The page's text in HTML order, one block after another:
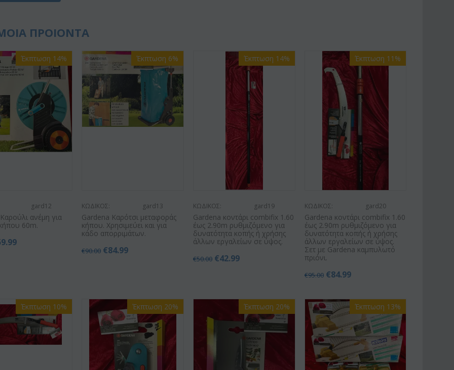
Af9
με
ΚΩΔΙΚΟΣ: Afp3
Ορχιδέα φαλαίνοψις φυτό "(1)
στέλεχος λου...
25.00 €21.99
Af13
(21) τριαντάφυλλα 60-70 εκ.
(διάφορα χρώμ...
€49.99
ΚΩΔΙΚΟΣ:
Ορχιδέα φαλαίνοψις σε
γυάλινο βάζο
€45.00 €39.99
ΠΡΟΙΟΝΤΑ
Έκπτωση 14%
gard12
ανέμη για
60m.
Έκπτωση 6%
ΚΩΔΙΚΟΣ: gard13
Gardena Καρότσι μεταφοράς
κήπου. Χρησιμεύει και για
κάδο απορριμάτων.
€90.00 €84.99
Έκπτωση 14%
ΚΩΔΙΚΟΣ: gard19
Gardena κοντάρι combifix 1.60
έως 2.90m ρυθμιζόμενο για
δυνατότητα κοπής ή χρήσης
άλλων εργαλείων σε ύψος.
€50.00 €42.99
Έκπτωση 11%
ΚΩΔΙΚΟΣ: gard20
Gardena κοντάρι combifix 1.60
έως 2.90m ρυθμιζόμενο για
δυνατότητα κοπής ή χρήσης
άλλων εργαλείων σε ύψος.
Σετ με Gardena καμπυλωτό
πριόνι.
€95.00 €84.99
Έκπτωση 10% Έκπτωση 20% Έκπτωση 20% Έκπτωση 13%